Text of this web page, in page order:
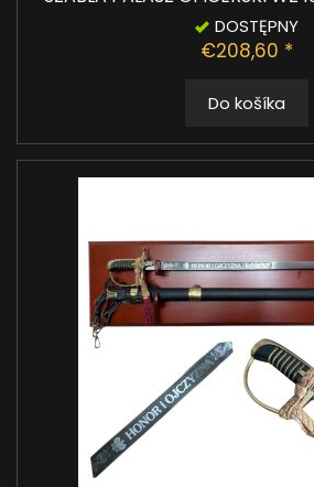
DOSTĘPNY
€208,60 *
Do košíka